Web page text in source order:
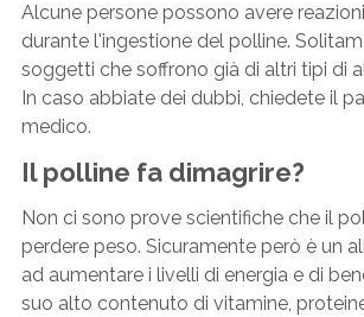
Alcune persone possono avere
durante l'ingestione del polline.
soggetti che soffrono già di altri tipi di
In caso abbiate dei dubbi, chiedete il
medico.
Il polline fa dimagrire?
Non ci sono prove scientifiche che il
perdere peso. Sicuramente però è un
ad aumentare i livelli di energia e di
suo alto contenuto di vitamine,